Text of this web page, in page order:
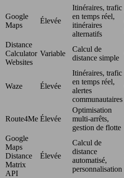
Google
Maps
Élevée
Itinéraires, trafic
en temps réel,
itinéraires
alternatifs
Distance
Calculator
Websites
Variable
Calcul de
distance simple
Waze Élevée
Itinéraires, trafic
en temps réel,
alertes
communautaires
Route4Me Élevée
Optimisation
multi-arrêts,
gestion de flotte
Google
Maps
Distance
Matrix
API
Élevée
Calcul de
distance
automatisé,
personnalisation